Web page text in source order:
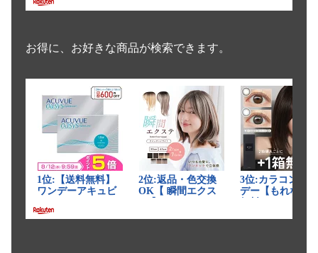
お得に、お好きな商品が検索できます。